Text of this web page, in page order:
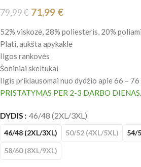
79,99€ 71,99 €
52% viskozė, 28% poliesteris, 20%
Plati, aukšta apykaklė
Ilgos rankovės
Šoniniai skeltukai
Ilgis priklausomai nuo dydžio apie 66 – 76
PRISTATYMAS PER 2-3 DARBO DIENAS.
DYDIS 46/48 (2XL/3XL)
46/48 (2XL/3XL) 50/52 (4XL/5XL) 54/
58/60 (8XL/9XL)